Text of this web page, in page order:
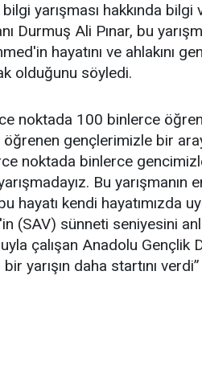
yarışması hakkında bilgi
Durmuş Ali Pınar, bu
hayatını ve ahlakını
olduğunu söyledi.
noktada 100 binlerce
öğrenen gençlerimizle bir
noktada binlerce
Bu yarışmanın
hayatı kendi hayatımızda
(SAV) sünneti seniyesini
çalışan Anadolu Gençlik
yarışın daha startını